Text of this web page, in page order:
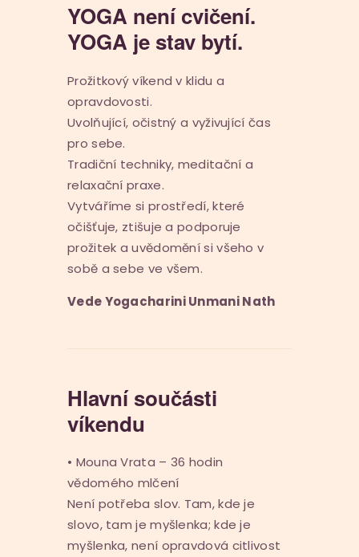
YOGA není cvičení.
YOGA je stav bytí.
Prožitkový víkend v klidu a
opravdovosti.
Uvolňující, očistný a vyživující čas
pro sebe.
Tradiční techniky, meditační a
relaxační praxe.
Vytváříme si prostředí, které
očišťuje, ztišuje a podporuje
prožitek a uvědomění si všeho v
sobě a sebe ve všem.
Vede Yogacharini Unmani Nath
Hlavní součásti
víkendu
• Mouna Vrata – 36 hodin
vědomého mlčení
Není potřeba slov. Tam, kde je
slovo, tam je myšlenka; kde je
myšlenka, není opravdová citlivost